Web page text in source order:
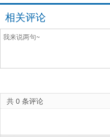
相关评论
共 0 条评论